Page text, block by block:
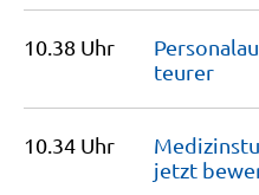
10.38 Uhr
teurer
10.34 Uhr
jetzt